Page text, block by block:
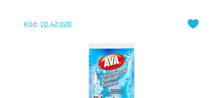
Kód: 10.42.020